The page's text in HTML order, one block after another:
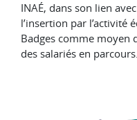
INAÉ, dans son lien
l’insertion par l’activité
Badges comme moyen
des salariés en